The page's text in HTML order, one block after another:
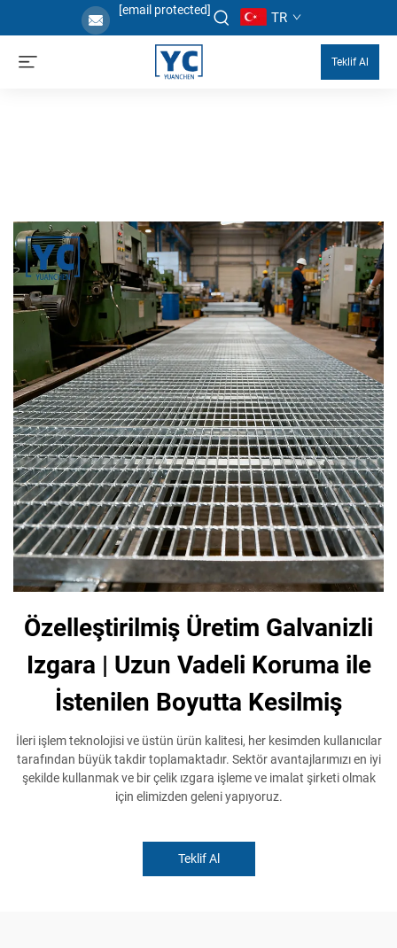
[email protected] TR
Teklif Al
Özelleştirilmiş Üretim Galvanizli
Izgara | Uzun Vadeli Koruma ile
İstenilen Boyutta Kesilmiş
İleri işlem teknolojisi ve üstün ürün kalitesi, her kesimden kullanıcılar
tarafından büyük takdir toplamaktadır. Sektör avantajlarımızı en iyi
şekilde kullanmak ve bir çelik ızgara işleme ve imalat şirketi olmak
için elimizden geleni yapıyoruz.
Teklif Al